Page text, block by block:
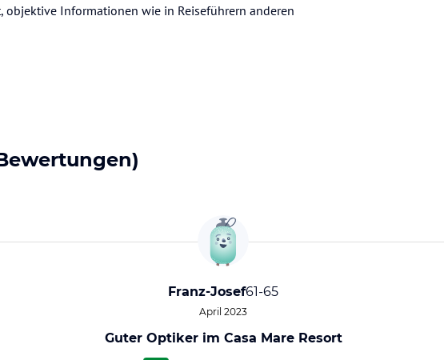
Informationen wie in Reiseführern anderen
Franz-Josef61-65
April 2023
Guter Optiker im Casa Mare Resort